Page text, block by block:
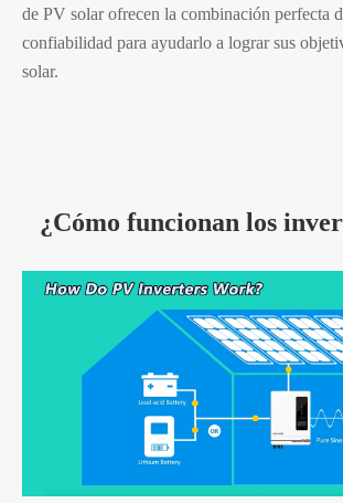
de PV solar ofrecen la combinación perfecta
confiabilidad para ayudarlo a lograr sus
solar.
¿Cómo funcionan los